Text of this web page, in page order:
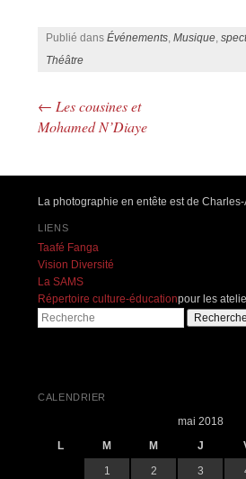
Publié dansÉvénements ,Musique ,
Théâtre
Navigation des articles
← Les cousines et
Mohamed N’Diaye
La photographie en entête est de Charles-
LIENS
Taafé Fanga
Vision Diversité
La SAMS
Répertoire culture-éducationpour les
Recherche
CALENDRIER
mai 2018
L
M M J
1
2 3